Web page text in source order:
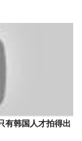
有韩国人才拍得出